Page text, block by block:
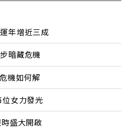
年增近三成
暗藏危機
機如何解
女力發光
盛大開啟